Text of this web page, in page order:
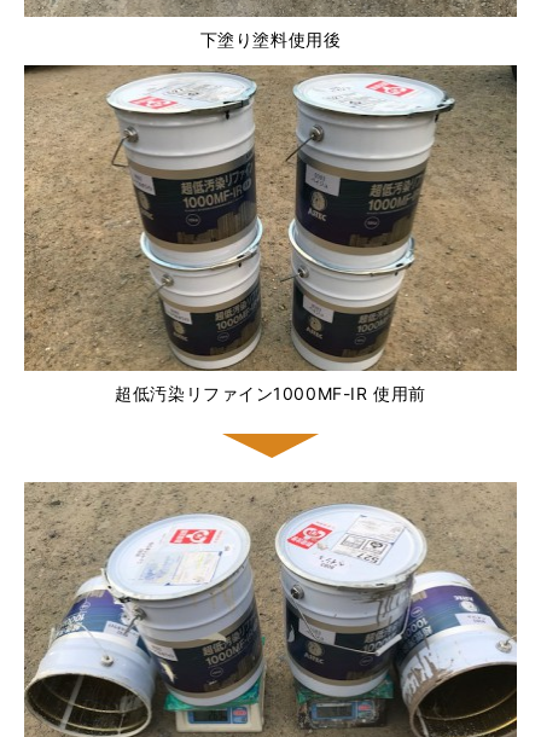
下塗り塗料使用後
超低汚染リファイン1000MF-IR 使用前